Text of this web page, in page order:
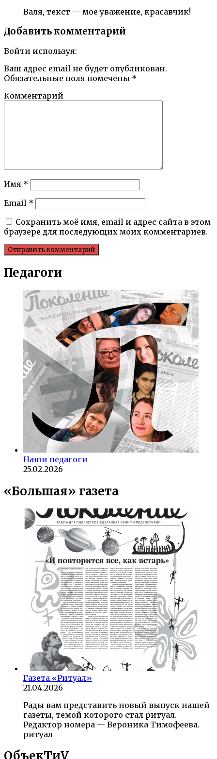
Валя, текст — мое уважение, красавчик!
Добавить комментарий
Войти используя:
Ваш адрес email не будет опубликован.
Обязательные поля помечены *
Комментарий
Имя *
Email *
Сохранить моё имя, email и адрес сайта в этом
браузере для последующих моих комментариев.
Педагоги
Наши педагоги
25.02.2026
«Большая» газета
Газета «Ритуал»
21.04.2026
Рады вам представить новый выпуск нашей
газеты, темой которого стал ритуал.
Редактор номера — Вероника Тимофеева.
ритуал